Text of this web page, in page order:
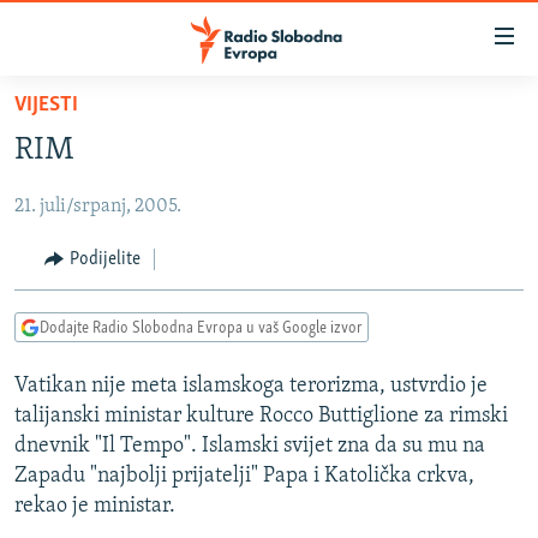
Pređite
glavni
Pređite
Pređite
pretragu
SRBIJA
KOSOVO
VIZUELNO
VIDEO
FOTOGALERIJE
INFOGRAFIKE
PODCASTI
RAT U UKRAJINI
KINA NA BALKANU
RSE PRIČE IZ SVIJETA
VIJESTI
RIM
21. juli/srpanj, 2005.
Podijelite
Dodajte Radio Slobodna Evropa u vaš Google izvor
Vatikan nije meta islamskoga terorizma, ustvrdio je
talijanski ministar kulture Rocco Buttiglione za rimski
dnevnik "Il Tempo". Islamski svijet zna da su mu na
Zapadu "najbolji prijatelji" Papa i Katolička crkva,
rekao je ministar.